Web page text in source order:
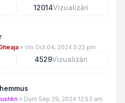
12014Vizualizări
» Vin Oct 04, 2024 5:22 pm
4529Vizualizări
» Dum Sep 29, 2024 12:53 am